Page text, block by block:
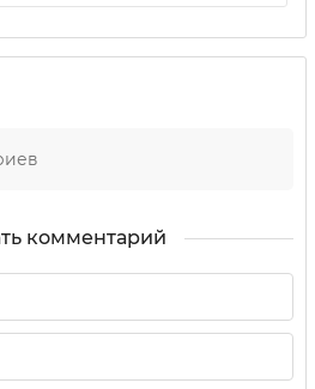
комментарий